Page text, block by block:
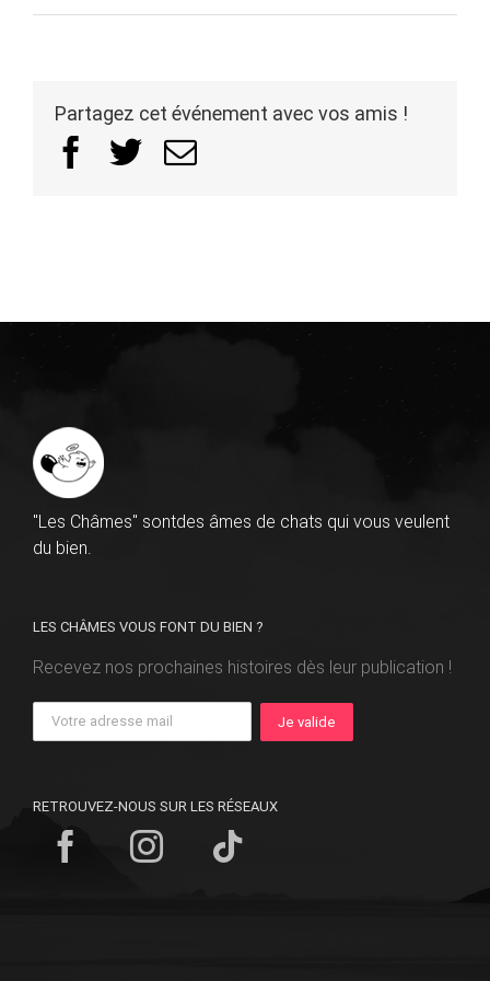
Partagez cet événement avec vos amis !
Facebook
TwitterEmail
"Les Châmes" sontdes âmes de chats qui vous veulent
du bien.
LES CHÂMES VOUS FONT DU BIEN ?
Recevez nos prochaines histoires dès leur publication !
RETROUVEZ-NOUS SUR LES RÉSEAUX